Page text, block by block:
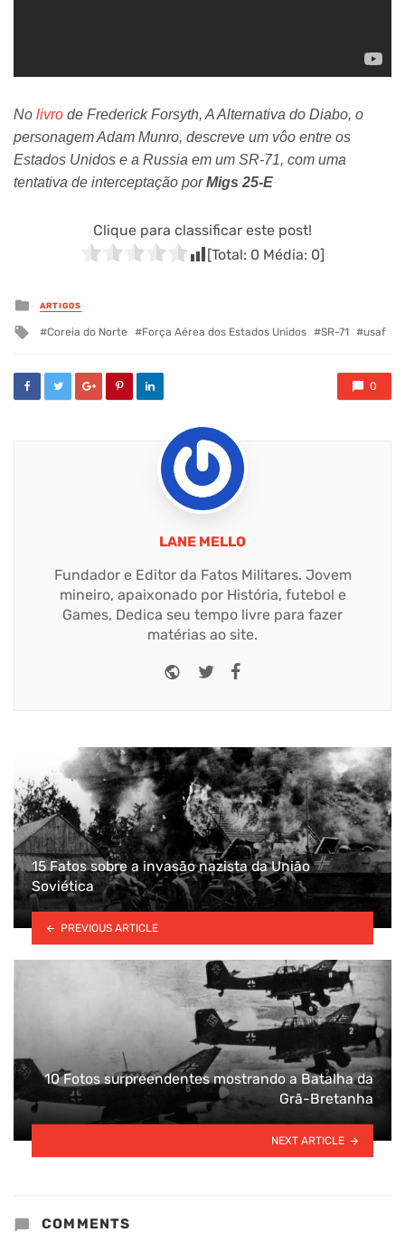
No livro de Frederick Forsyth, A Alternativa do Diabo, o
personagem Adam Munro, descreve um vôo entre os
Estados Unidos e a Russia em um SR-71, com uma
tentativa de interceptação porMigs 25-E
Clique para classificar este post!
[Total: 0 Média: 0]
Posted
in
ARTIGOS
Tagged
Coreia do Norte Força Aérea dos Estados Unidos SR-71 usaf
0
LANE MELLO
Fundador e Editor da Fatos Militares. Jovem
mineiro, apaixonado por História, futebol e
Games, Dedica seu tempo livre para fazer
matérias ao site.
Website
Twitter
15 Fatos sobre a invasão nazista da União
Soviética
PREVIOUS ARTICLE
10 Fotos surpreendentes mostrando a Batalha da
Grã-Bretanha
NEXT ARTICLE
COMMENTS